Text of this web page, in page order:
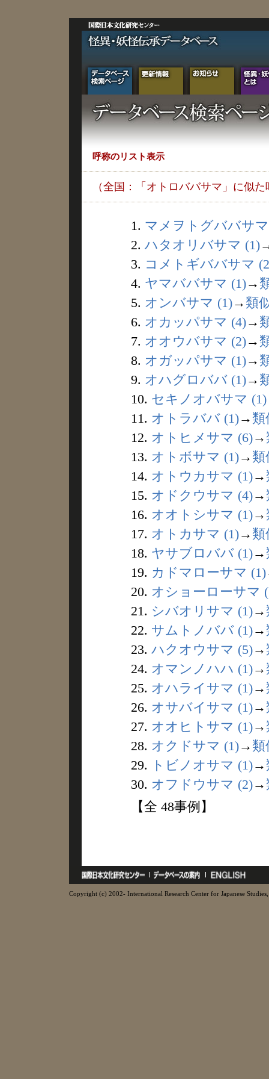
呼称のリスト表示
（全国：「オトロババサマ」に似た
1. マメヲトグババサ
2. ハタオリバサマ (1)
3. コメトギババサマ
4. ヤマババサマ (1)→
5. オンバサマ (1)→ 類
6. オカッパサマ (4)→
7. オオウバサマ (2)→
8. オガッパサマ (1)→
9. オハグロババ (1)→
10. セキノオバサマ (1)
11. オトラババ (1)→ 類
12. オトヒメサマ (6)→
13. オトボサマ (1)→ 類
14. オトウカサマ (1)→
15. オドクウサマ (4)→
16. オオトシサマ (1)→
17. オトカサマ (1)→ 類
18. ヤサブロババ (1)→
19. カドマローサマ (1)
20. オショーローサマ
21. シバオリサマ (1)→
22. サムトノババ (1)→
23. ハクオウサマ (5)→
24. オマンノハハ (1)→
25. オハライサマ (1)→
26. オサバイサマ (1)→
27. オオヒトサマ (1)→
28. オクドサマ (1)→ 類
29.
トビノオサマ (1)→
30. オフドウサマ (2)→
【全 48事例】
Copyright (c) 2002- International Research Center for Japanese